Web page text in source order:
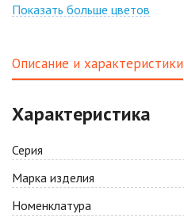
Цена по запросу
Антрацит
Цена по запросу
Показать больше цветов
Описание и характеристики
Характеристика
Серия
Марка изделия
Номенклатура